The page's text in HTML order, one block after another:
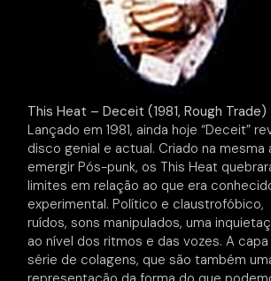
This Heat – Deceit (1981, Rough Trade)
Lançado em 1981, ainda hoje “Deceit”
disco genial e actual. Criado na mesma
emergir Pós-punk, os This Heat
limites em relação ao que era
experimental. Político e
ruídos, sons manipulados, uma
ao nível dos ritmos e das vozes. A capa
série de colagens, que são também